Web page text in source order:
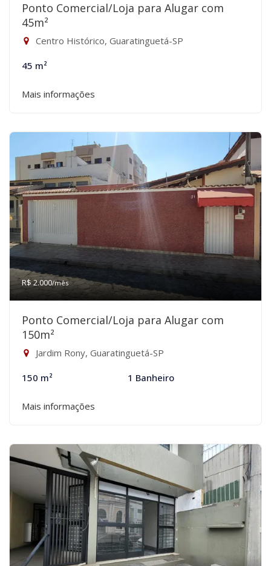
Ponto Comercial/Loja para Alugar com
45m²
Centro Histórico, Guaratinguetá-SP
45 m²
Mais informações
R$ 2.000/mês
Ponto Comercial/Loja para Alugar com
150m²
Jardim Rony, Guaratinguetá-SP
150 m² 1 Banheiro
Mais informações